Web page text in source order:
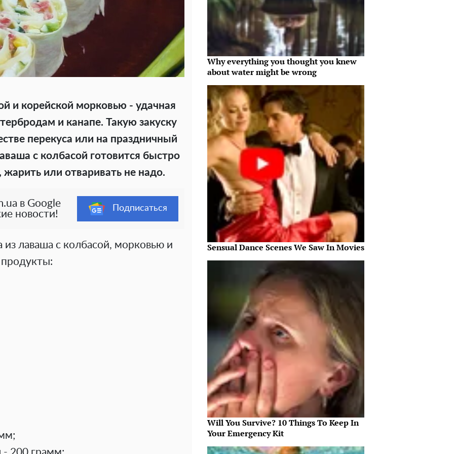
и корейской морковью - удачная
и канапе. Такую закуску
перекуса или на праздничный
с колбасой готовится быстро
жарить или отваривать не надо.
в Google
новости!
Подписаться
из лаваша с колбасой, морковью и
Why everything you thought you knew
about water might be wrong
Sensual Dance Scenes We Saw In Movies
Will You Survive? 10 Things To Keep In
Your Emergency Kit